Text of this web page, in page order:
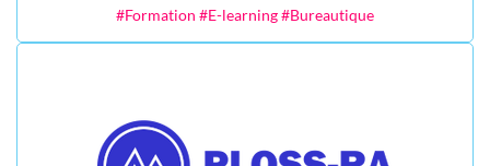
#Formation #E-learning #Bureautique